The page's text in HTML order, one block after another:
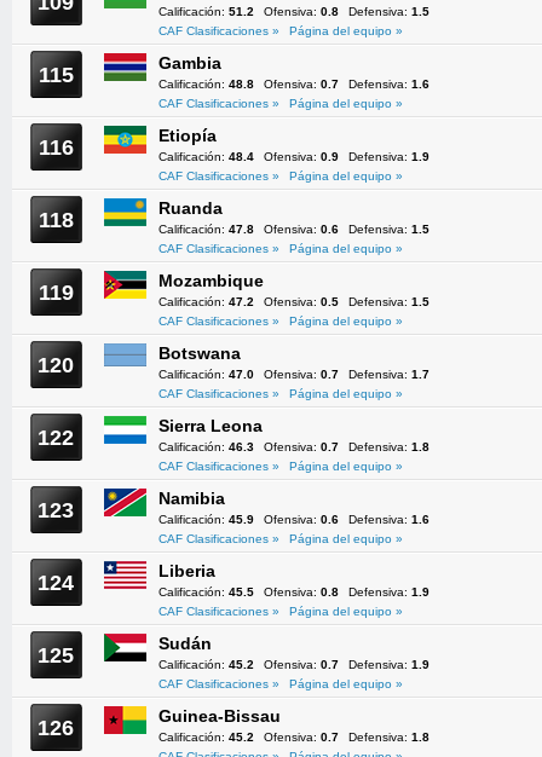
Calificación: 51.2 Ofensiva: 0.8 Defensiva: 1.5
CAF Clasificaciones »
Página del equipo »
115 Gambia
Calificación: 48.8 Ofensiva: 0.7 Defensiva: 1.6
CAF Clasificaciones »
Página del equipo »
116 Etiopía
Calificación: 48.4 Ofensiva: 0.9 Defensiva: 1.9
CAF Clasificaciones »
Página del equipo »
118 Ruanda
Calificación: 47.8 Ofensiva: 0.6 Defensiva: 1.5
CAF Clasificaciones »
Página del equipo »
119 Mozambique
Calificación: 47.2 Ofensiva: 0.5 Defensiva: 1.5
CAF Clasificaciones »
Página del equipo »
120 Botswana
Calificación: 47.0 Ofensiva: 0.7 Defensiva: 1.7
CAF Clasificaciones »
Página del equipo »
122 Sierra Leona
Calificación: 46.3 Ofensiva: 0.7 Defensiva: 1.8
CAF Clasificaciones »
Página del equipo »
123 Namibia
Calificación: 45.9 Ofensiva: 0.6 Defensiva: 1.6
CAF Clasificaciones »
Página del equipo »
124 Liberia
Calificación: 45.5 Ofensiva: 0.8 Defensiva: 1.9
CAF Clasificaciones »
Página del equipo »
125 Sudán
Calificación: 45.2 Ofensiva: 0.7 Defensiva: 1.9
CAF Clasificaciones »
Página del equipo »
126 Guinea-Bissau
Calificación: 45.2 Ofensiva: 0.7 Defensiva: 1.8